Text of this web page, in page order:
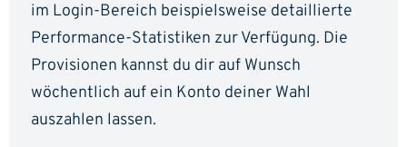
im Login-Bereich beispielsweise detaillierte
Performance-Statistiken zur Verfügung. Die
Provisionen kannst du dir auf Wunsch
wöchentlich auf ein Konto deiner Wahl
auszahlen lassen.